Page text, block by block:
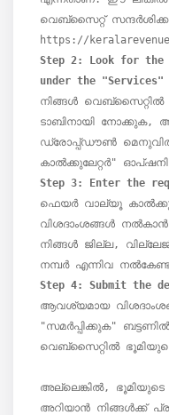
വെബ്സൈറ്റ്
Step 2: Look for
under the "Services"
നിങ്ങൾ വെബ്‌സൈറ്റിൽ എത്തിക്കഴിഞ്ഞാൽ, "സേവനങ്ങൾ"
ടാബിനായി നോക്കുക,
ഡ്രോപ്പ്ഡൗൺ
Step 3: Enter the
ഫെയർ വാല്യൂ
വിശദാംശങ്ങൾ
നിങ്ങൾ ജില്ല,
Step 4: Submit the
ആവശ്യമായ
"സമർപ്പിക്കുക"
വെബ്സൈറ്റിൽ ഭൂമിയുടെ
അല്ലെങ്കിൽ, ഭൂമിയുടെ
അറിയാൻ നിങ്ങൾക്ക്